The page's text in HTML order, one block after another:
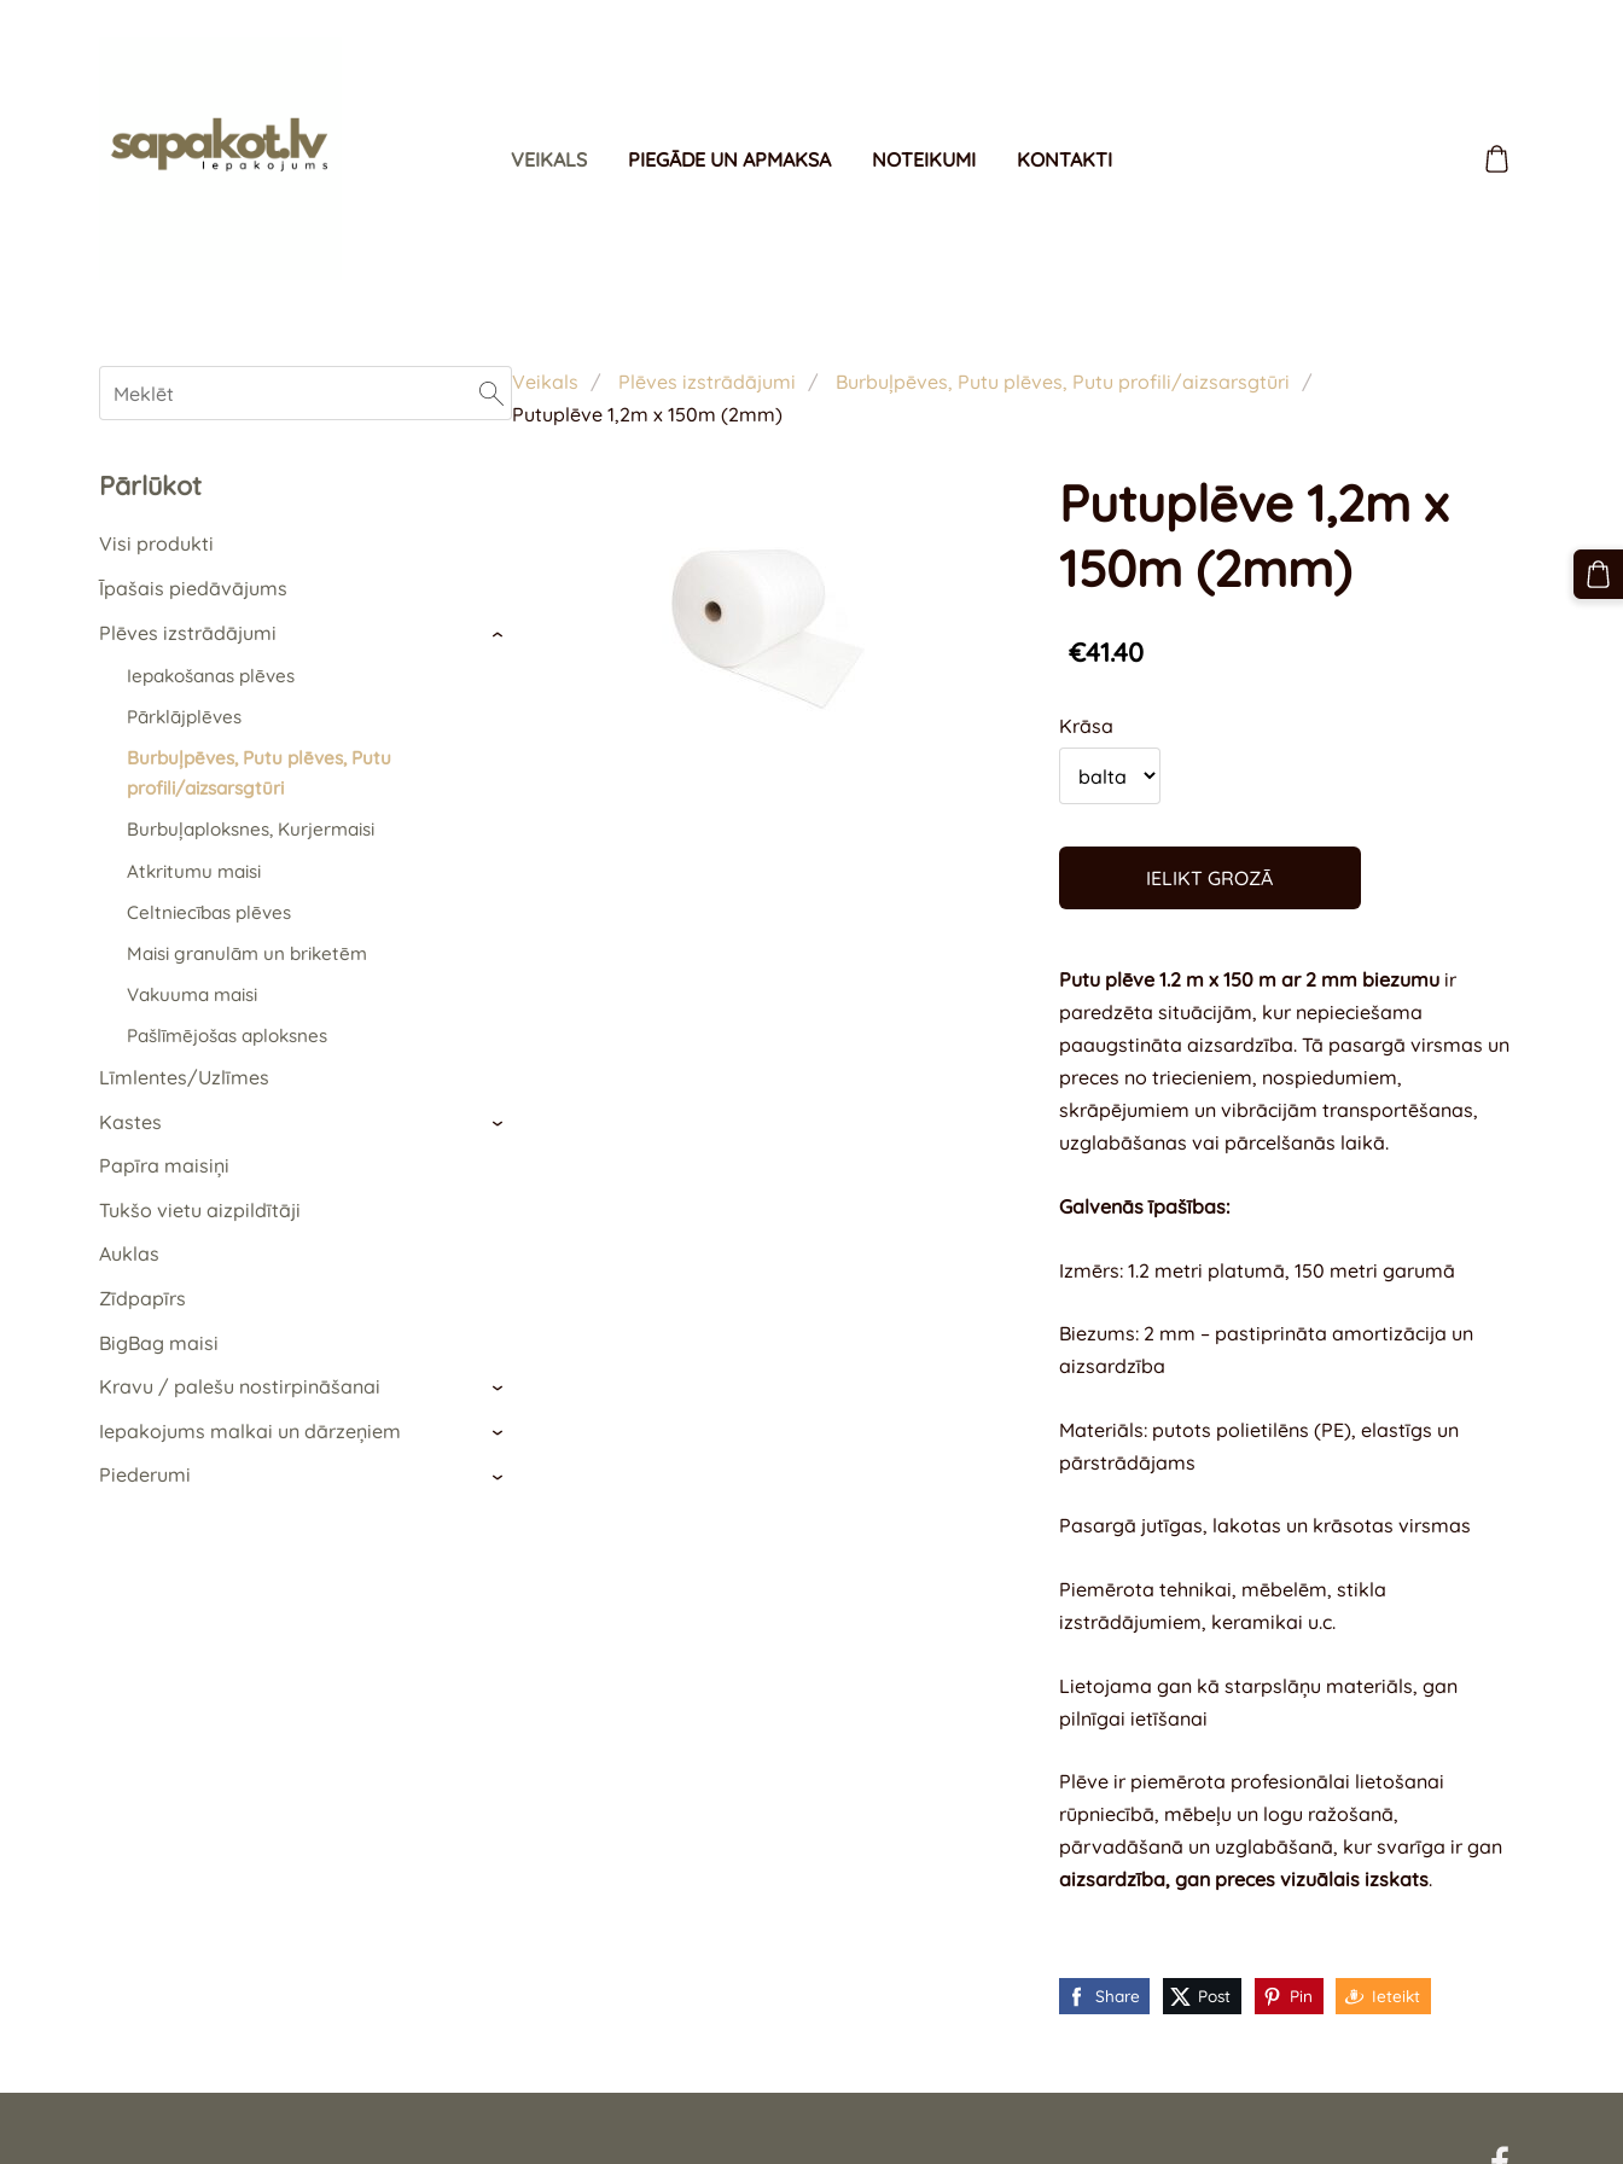
VEIKALS PIEGĀDE UN APMAKSA NOTEIKUMI KONTAKTI
Pārlūkot
Visi produkti
Īpašais piedāvājums
Plēves izstrādājumi
Iepakošanas plēves
Pārklājplēves
Burbuļpēves, Putu plēves, Putu
profili/aizsarsgtūri
Burbuļaploksnes, Kurjermaisi
Atkritumu maisi
Celtniecības plēves
Maisi granulām un briketēm
Vakuuma maisi
Pašlīmējošas aploksnes
›
Līmlentes/Uzlīmes
Kastes
›
Papīra maisiņi
Tukšo vietu aizpildītāji
Auklas
Zīdpapīrs
BigBag maisi
Kravu / palešu nostirpināšanai
›
Iepakojums malkai un dārzeņiem ›
Piederumi ›
Veikals Plēves izstrādājumi
Burbuļpēves, Putu plēves, Putu profili/aizsarsgtūri
Putuplēve 1,2m x 150m (2mm)
Putuplēve 1,2m x
150m (2mm)
€41.40
Krāsa
IELIKT GROZĀ
Putu plēve 1.2 m x 150 m ar 2 mm biezumuir
paredzēta situācijām, kur nepieciešama
paaugstināta aizsardzība. Tā pasargā virsmas un
preces no triecieniem, nospiedumiem,
skrāpējumiem un vibrācijām transportēšanas,
uzglabāšanas vai pārcelšanās laikā.
Galvenās īpašības:
Izmērs: 1.2 metri platumā, 150 metri garumā
Biezums: 2 mm – pastiprināta amortizācija un
aizsardzība
Materiāls: putots polietilēns (PE), elastīgs un
pārstrādājams
Pasargā jutīgas, lakotas un krāsotas virsmas
Piemērota tehnikai, mēbelēm, stikla
izstrādājumiem, keramikai u.c.
Lietojama gan kā starpslāņu materiāls, gan
pilnīgai ietīšanai
Plēve ir piemērota profesionālai lietošanai
rūpniecībā, mēbeļu un logu ražošanā,
pārvadāšanā un uzglabāšanā, kur svarīga ir gan
aizsardzība, gan preces vizuālais izskats.
Share Post Pin Ieteikt